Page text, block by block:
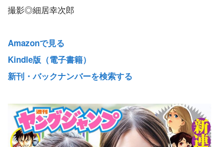
撮影◎細居幸次郎
Amazonで見る
Kindle版（電子書籍）
新刊・バックナンバーを検索する